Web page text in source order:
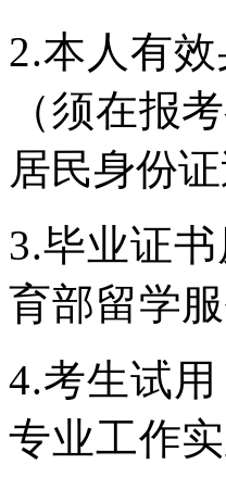
2.本人有
（须在报
居民身份
3.毕业证
育部留学
4.考生试
专业工作